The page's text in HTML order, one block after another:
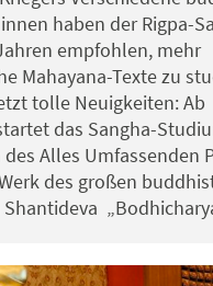
haben der Rigpa-
empfohlen, mehr
Mahayana-Texte zu
tolle Neuigkeiten: Ab
das Sangha-
Alles Umfassenden
des großen
Shantideva